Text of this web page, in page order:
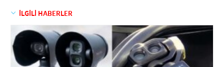
İLGİLİ HABERLER